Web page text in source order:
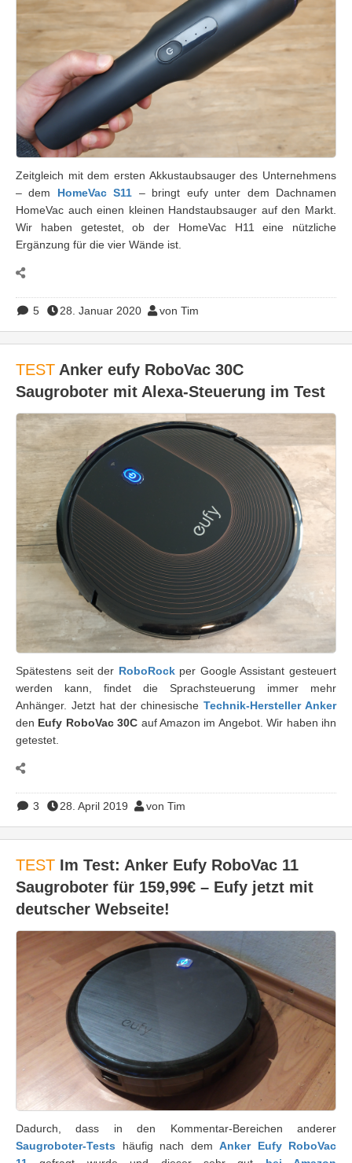
Zeitgleich mit dem ersten Akkustaubsauger des Unternehmens
– dem HomeVac S11 – bringt eufy unter dem Dachnamen
HomeVac auch einen kleinen Handstaubsauger auf den Markt.
Wir haben getestet, ob der HomeVac H11 eine nützliche
Ergänzung für die vier Wände ist.
5 28. Januar 2020 von Tim
TEST Anker eufy RoboVac 30C
Saugroboter mit Alexa-Steuerung im Test
Spätestens seit der RoboRockper Google Assistant gesteuert
werden kann, findet die Sprachsteuerung immer mehr
Anhänger. Jetzt hat der chinesischeTechnik-Hersteller Anker
den Eufy RoboVac 30C auf Amazon im Angebot. Wir haben ihn
getestet.
3 28. April 2019 von Tim
TEST Im Test: Anker Eufy RoboVac 11
Saugroboter für 159,99€ – Eufy jetzt mit
deutscher Webseite!
Dadurch, dass in den Kommentar-Bereichen anderer
Saugroboter-Tests häufig nach dem Anker Eufy RoboVac